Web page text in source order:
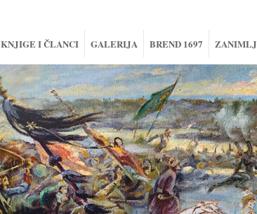
KNJIGE I ČLANCI GALERIJA BREND 1697